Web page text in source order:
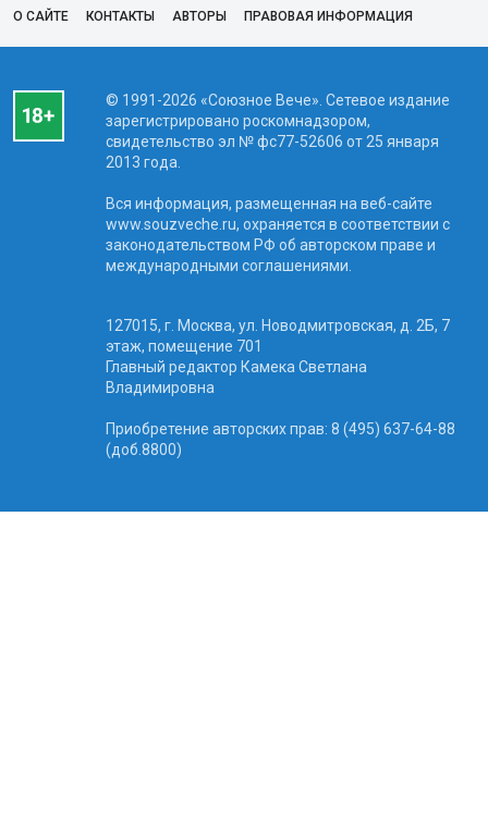
О САЙТЕ КОНТАКТЫ АВТОРЫ ПРАВОВАЯ ИНФОРМАЦИЯ
© 1991-2026 «Союзное Вече». Сетевое издание
зарегистрировано роскомнадзором,
свидетельство эл № фc77-52606 от 25 января
2013 года.
Вся информация, размещенная на веб-сайте
www.souzveche.ru, охраняется в соответствии с
законодательством РФ об авторском праве и
международными соглашениями.
127015, г. Москва, ул. Новодмитровская, д. 2Б, 7
этаж, помещение 701
Главный редактор Камека Светлана
Владимировна
Приобретение авторских прав: 8 (495) 637-64-88
(доб.8800)